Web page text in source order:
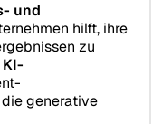
und
hilft, ihre
zu
KI-
generative